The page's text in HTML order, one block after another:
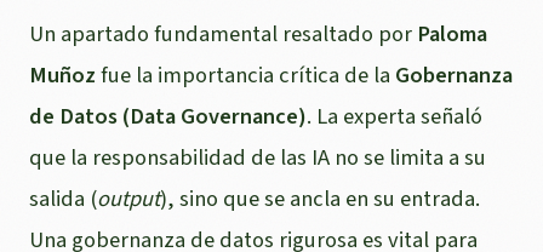
Un apartado fundamental resaltado por Paloma
Muñozfue la importancia crítica de la Gobernanza
de Datos (Data Governance). La experta señaló
que la responsabilidad de las IA no se limita a su
salida (output), sino que se ancla en su entrada.
Una gobernanza de datos rigurosa es vital para